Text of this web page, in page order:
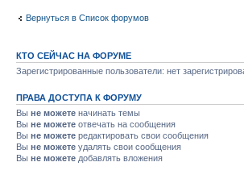
Вернуться в Список форумов
КТО СЕЙЧАС НА ФОРУМЕ
Зарегистрированные пользователи: нет
ПРАВА ДОСТУПА К ФОРУМУ
Вы не можете начинать темы
Вы не можете отвечать на сообщения
Вы не можете редактировать свои сообщения
Вы не можете удалять свои сообщения
Вы не можете добавлять вложения